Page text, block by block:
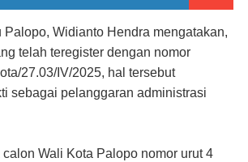
Widianto Hendra mengatakan,
telah teregister dengan nomor
27.03/IV/2025, hal tersebut
sebagai pelanggaran administrasi
calon Wali Kota Palopo nomor urut 4